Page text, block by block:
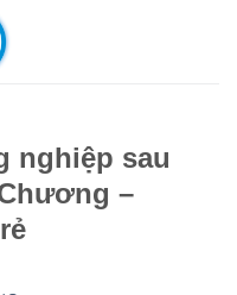
nghiệp sau
–